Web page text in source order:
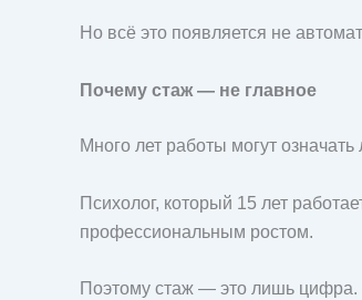
Но всё это появляется не
Почему стаж — не главное
Много лет работы могут
Психолог, который 15 лет
профессиональным ростом.
Поэтому стаж — это лишь цифра.